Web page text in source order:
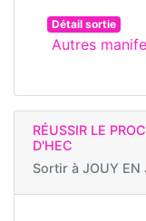
Détail sortie
Autres
RÉUSSIR LE
D'HEC
Sortir à JOUY EN